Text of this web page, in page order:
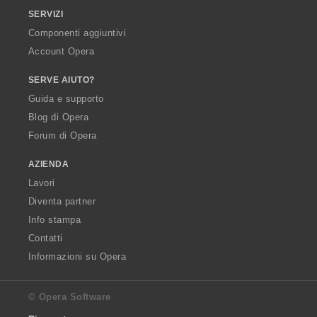
SERVIZI
Componenti aggiuntivi
Account Opera
SERVE AIUTO?
Guida e supporto
Blog di Opera
Forum di Opera
AZIENDA
Lavori
Diventa partner
Info stampa
Contatti
Informazioni su Opera
© Opera Software